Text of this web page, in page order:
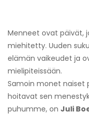
Menneet ovat päivät,
miehitetty. Uuden
elämän vaikeudet ja
mielipiteissään.
Samoin monet naiset
hoitavat sen
puhumme, on Juli